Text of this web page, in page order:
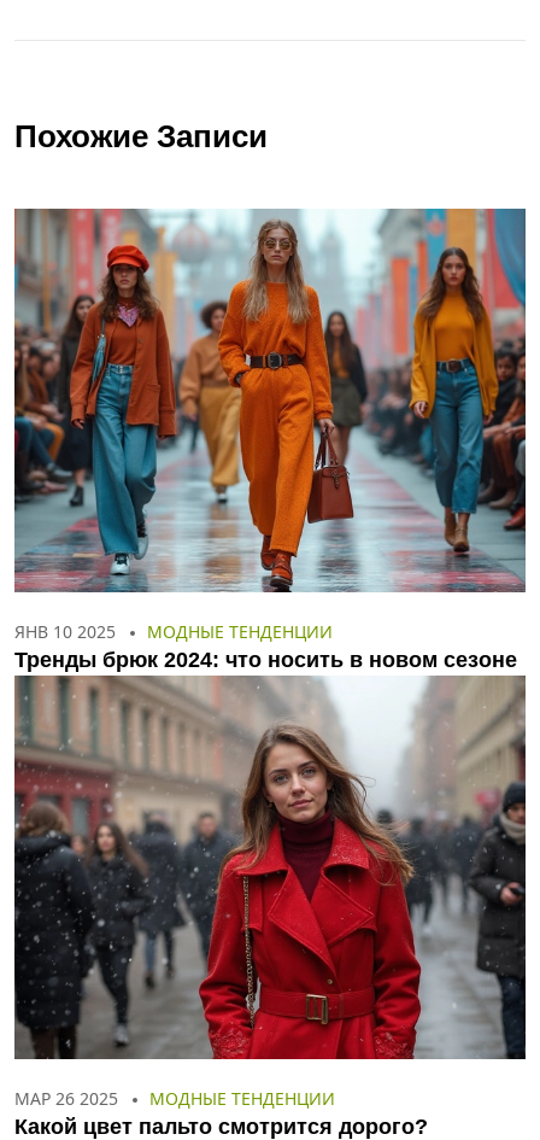
Похожие Записи
ЯНВ 10 2025 МОДНЫЕ ТЕНДЕНЦИИ
Тренды брюк 2024: что носить в новом сезоне
МАР 26 2025 МОДНЫЕ ТЕНДЕНЦИИ
Какой цвет пальто смотрится дорого?